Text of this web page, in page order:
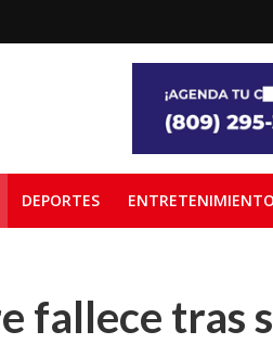
DEPORTES ENTRETENIMIENTO
fallece tras